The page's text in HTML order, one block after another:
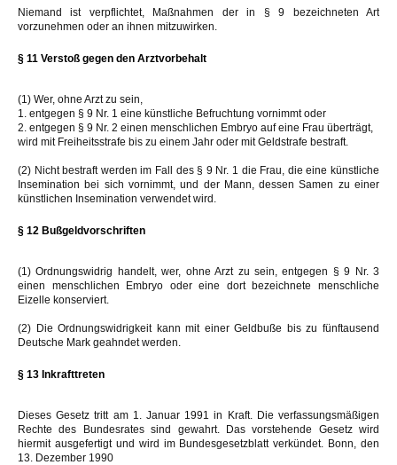
Niemand ist verpflichtet, Maßnahmen der in § 9 bezeichneten Art
vorzunehmen oder an ihnen mitzuwirken.
§ 11 Verstoß gegen den Arztvorbehalt
(1) Wer, ohne Arzt zu sein,
1. entgegen § 9 Nr. 1 eine künstliche Befruchtung vornimmt oder
2. entgegen § 9 Nr. 2 einen menschlichen Embryo auf eine Frau überträgt,
wird mit Freiheitsstrafe bis zu einem Jahr oder mit Geldstrafe bestraft.
(2) Nicht bestraft werden im Fall des § 9 Nr. 1 die Frau, die eine künstliche
Insemination bei sich vornimmt, und der Mann, dessen Samen zu einer
künstlichen Insemination verwendet wird.
§ 12 Bußgeldvorschriften
(1) Ordnungswidrig handelt, wer, ohne Arzt zu sein, entgegen § 9 Nr. 3
einen menschlichen Embryo oder eine dort bezeichnete menschliche
Eizelle konserviert.
(2) Die Ordnungswidrigkeit kann mit einer Geldbuße bis zu fünftausend
Deutsche Mark geahndet werden.
§ 13 Inkrafttreten
Dieses Gesetz tritt am 1. Januar 1991 in Kraft. Die verfassungsmäßigen
Rechte des Bundesrates sind gewahrt. Das vorstehende Gesetz wird
hiermit ausgefertigt und wird im Bundesgesetzblatt verkündet. Bonn, den
13. Dezember 1990